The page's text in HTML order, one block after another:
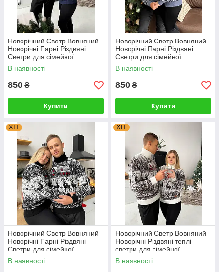
Новорічний Светр Вовняний
Новорічні Парні Різдвяні
Светри для сімейної
фотосесії Туреччина
В наявності
850 ₴
Купити
Новорічний Светр Вовняний
Новорічні Парні Різдвяні
Светри для сімейної
фотосесії Туреччина
В наявності
850 ₴
Купити
ХІТ
Новорічний Светр Вовняний
Новорічні Парні Різдвяні
Светри для сімейної
фотосесії Туреччина
В наявності
ХІТ
Новорічний Светр Вовняний
Новорічні Різдвяні теплі
светри для сімейної
фотосесії 4XL, 5XL
В наявності